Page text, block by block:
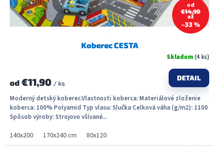
od
€14,90
až
–33 %
Koberec CESTA
Skladom(4 ks)
od €11,90 / ks
DETAIL
Moderný detský koberec.Vlastnosti koberca: Materiálové zloženie
koberca: 100% Polyamid Typ vlasu: Slučka Celková váha (g/m2): 1100
Spôsob výroby: Strojovo všívané...
140x200 170x240 cm 80x120